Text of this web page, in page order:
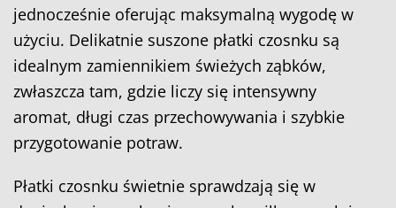
jednocześnie oferując maksymalną wygodę w
użyciu. Delikatnie suszone płatki czosnku są
idealnym zamiennikiem świeżych ząbków,
zwłaszcza tam, gdzie liczy się intensywny
aromat, długi czas przechowywania i szybkie
przygotowanie potraw.
Płatki czosnku świetnie sprawdzają się w